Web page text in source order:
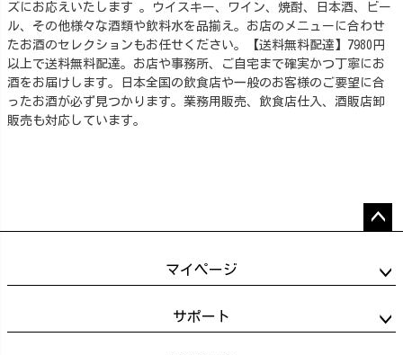
ズにお応えいたします 。ウイスキー、ワイン、焼酎、日本酒、ビー
ル、その他様々な酒類や飲料水を品揃え。お店のメニューに合わせ
たお酒のセレクションもお任せください。【送料無料配達】7980円
以上で送料無料配達。お店や事務所、ご自宅まで確実かつ丁寧にお
酒をお届けします。日本全国の飲食店や一般のお客様のご要望に合
ったお酒が必ず見つかります。業務用販売、飲食店仕入、酒販店卸
販売も対応しています。
ップ
マイページ
サポート